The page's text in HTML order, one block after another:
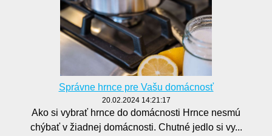
Správne hrnce pre Vašu domácnosť
20.02.2024 14:21:17
Ako si vybrať hrnce do domácnosti Hrnce nesmú
chýbať v žiadnej domácnosti. Chutné jedlo si vy...